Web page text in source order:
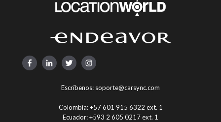
Escríbenos: soporte@carsync.com
Colombia:+57 601 915 6322 ext. 1
Ecuador:+593 2 605 0217 ext. 1